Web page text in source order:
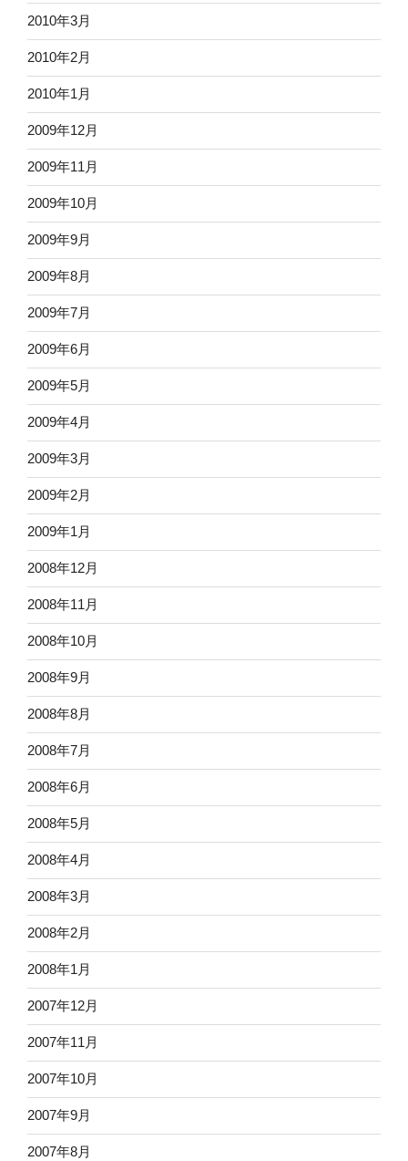
2010年3月
2010年2月
2010年1月
2009年12月
2009年11月
2009年10月
2009年9月
2009年8月
2009年7月
2009年6月
2009年5月
2009年4月
2009年3月
2009年2月
2009年1月
2008年12月
2008年11月
2008年10月
2008年9月
2008年8月
2008年7月
2008年6月
2008年5月
2008年4月
2008年3月
2008年2月
2008年1月
2007年12月
2007年11月
2007年10月
2007年9月
2007年8月